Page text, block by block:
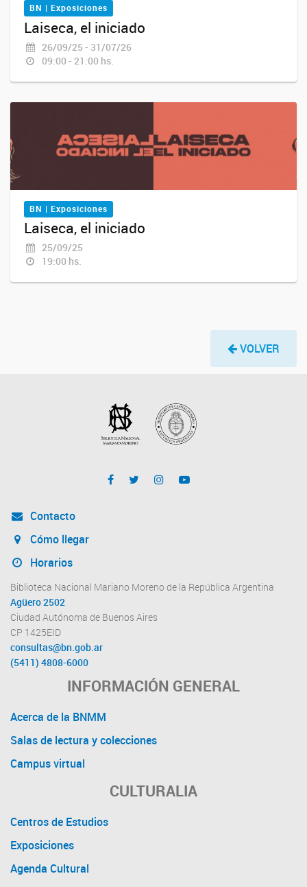
BN | Exposiciones
Laiseca, el iniciado
26/09/25 - 31/07/26
09:00 - 21:00 hs.
BN | Exposiciones
Laiseca, el iniciado
25/09/25
19:00 hs.
VOLVER
Contacto
Cómo llegar
Horarios
Biblioteca Nacional Mariano Moreno de la República Argentina
Agüero 2502
Ciudad Autónoma de Buenos Aires
CP 1425EID
consultas@bn.gob.ar
(5411) 4808-6000
INFORMACIÓN GENERAL
Acerca de la BNMM
Salas de lectura y colecciones
Campus virtual
CULTURALIA
Centros de Estudios
Exposiciones
Agenda Cultural